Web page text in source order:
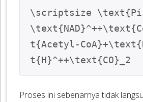
\scriptsize
t{Acetyl-
t{H}^++\text{CO}_2
Proses ini sebenarnya tidak